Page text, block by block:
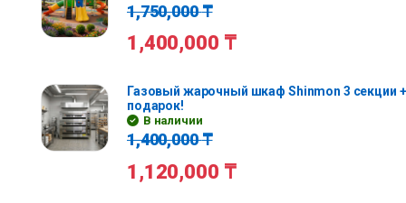
1,750,000₸
1,400,000 ₸
Газовый жарочный шкаф Shinmon 3 секции
подарок!
В наличии
1,400,000₸
1,120,000 ₸